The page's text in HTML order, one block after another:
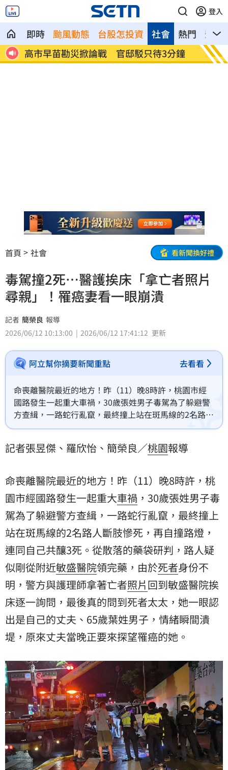
登入
即時 颱風動態 台股怎投資 熱門 影音
社會
中聯油脂遞件申請復工 中市府打臉駁回 鄭靚
首頁 社會 看新聞換好禮
毒駕撞2死…醫護挨床「拿亡者照片
尋親」！罹癌妻看一眼崩潰
記者 簡榮良 報導
2026/06/12 10:13:00
2026/06/12 17:41:12 更新
阿立幫你摘要新聞重點 去看看
命喪離醫院最近的地方！昨（11）晚8時許，桃園市經
國路發生一起重大車禍，30歲張姓男子毒駕為了躲避警
方查緝，一路蛇行亂竄，最終撞上站在斑馬線的2名路人
斷肢慘死，再自撞路燈，連同自己共釀3死。從散落的藥
身份不明，警方與護理師拿著亡者照片回到敏盛醫院挨
己的丈夫、65歲葉姓男子，情緒瞬間潰堤，原來丈夫當
晚正要來探望罹癌的她。
記者張昱傑、羅欣怡、簡榮良／桃園報導
命喪離醫院最近的地方！昨（11）晚8時許，桃
園市經國路發生一起重大車禍 ，30歲張姓男子毒
駕為了躲避警方查緝，一路蛇行亂竄，最終撞上
站在斑馬線的2名路人斷肢慘死，再自撞路燈，
連同自己共釀3死。從散落的藥袋研判，路人疑
似剛從附近敏盛醫院領完藥，由於死者身份不
明，警方與護理師拿著亡者照片回到敏盛醫院挨
床逐一詢問，最後真的問到死者太太，她一眼認
出是自己的丈夫、65歲葉姓男子，情緒瞬間潰
堤，原來丈夫當晚正要來探望罹癌的她。